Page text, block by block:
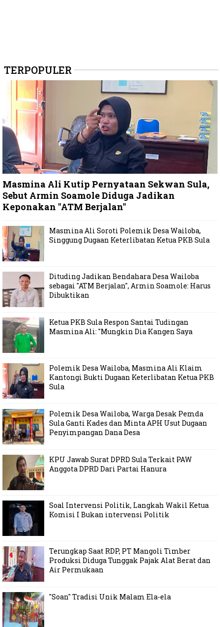
TERPOPULER
Masmina Ali Kutip Pernyataan Sekwan Sula,
Sebut Armin Soamole Diduga Jadikan
Keponakan "ATM Berjalan"
Masmina Ali Soroti Polemik Desa Wailoba,
Singgung Dugaan Keterlibatan Ketua PKB Sula
Dituding Jadikan Bendahara Desa Wailoba
sebagai "ATM Berjalan", Armin Soamole: Harus
Dibuktikan
Ketua PKB Sula Respon Santai Tudingan
Masmina Ali: "Mungkin Dia Kangen Saya
Polemik Desa Wailoba, Masmina Ali Klaim
Kantongi Bukti Dugaan Keterlibatan Ketua PKB
Sula
Polemik Desa Wailoba, Warga Desak Pemda
Sula Ganti Kades dan Minta APH Usut Dugaan
Penyimpangan Dana Desa
KPU Jawab Surat DPRD Sula Terkait PAW
Anggota DPRD Dari Partai Hanura
Soal Intervensi Politik, Langkah Wakil Ketua
Komisi I Bukan intervensi Politik
Terungkap Saat RDP, PT Mangoli Timber
Produksi Diduga Tunggak Pajak Alat Berat dan
Air Permukaan
"Soan" Tradisi Unik Malam Ela-ela